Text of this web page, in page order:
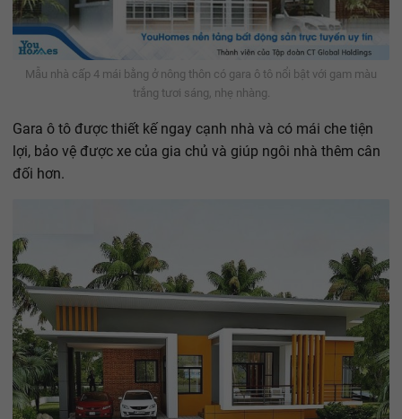
Mẫu nhà cấp 4 mái bằng ở nông thôn có gara ô tô nổi bật với gam màu
trắng tươi sáng, nhẹ nhàng.
Gara ô tô được thiết kế ngay cạnh nhà và có mái che tiện
lợi, bảo vệ được xe của gia chủ và giúp ngôi nhà thêm cân
đối hơn.